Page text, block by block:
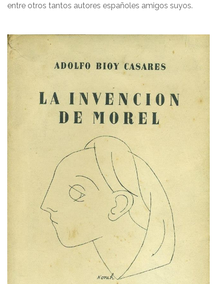
entre otros tantos autores españoles amigos suyos.